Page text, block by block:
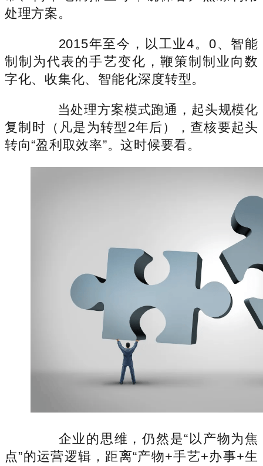
处理方案。
2015年至今，以工业4。0、智能
制制为代表的手艺变化，鞭策制制业向数
字化、收集化、智能化深度转型。
当处理方案模式跑通，起头规模化
复制时（凡是为转型2年后），查核要起头
转向“盈利取效率”。这时候要看。
企业的思维，仍然是“以产物为焦
点”的运营逻辑，距离“产物+手艺+办事+生